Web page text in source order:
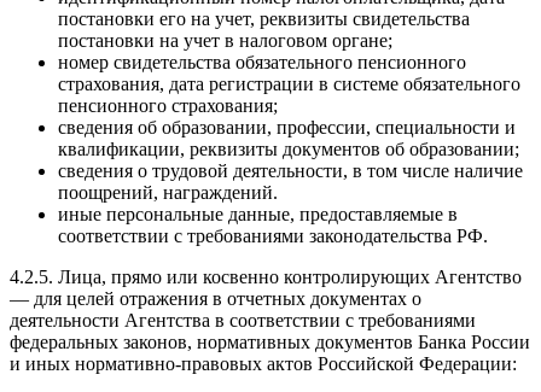
постановки его на учет, реквизиты свидетельства
постановки на учет в налоговом органе;
номер свидетельства обязательного пенсионного
страхования, дата регистрации в системе обязательного
пенсионного страхования;
сведения об образовании, профессии, специальности и
квалификации, реквизиты документов об образовании;
сведения о трудовой деятельности, в том числе наличие
поощрений, награждений.
иные персональные данные, предоставляемые в
соответствии с требованиями законодательства РФ.
4.2.5. Лица, прямо или косвенно контролирующих Агентство
— для целей отражения в отчетных документах о
деятельности Агентства в соответствии с требованиями
федеральных законов, нормативных документов Банка России
и иных нормативно-правовых актов Российской Федерации: